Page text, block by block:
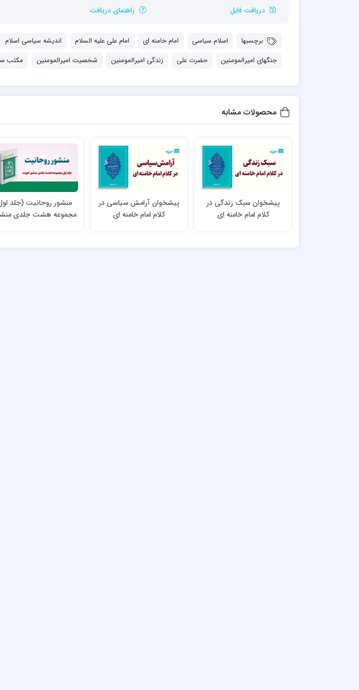
مدرسه علمیه شهید صدوقی ره واحد5
مدرسه علمیه معصومیه
مدرسه علمیه نمونه پیامبر اعظم(ص)
حسن علیه السلام
مرکز هدایت علمی و تربیتی الهادی علیه السلام
امام صادق علیه السلام اردکان
دریافت فایل راهنمای دریافت
برچسبها اسلام سیاسی امام خامنه ای امام علی علیه السلام اندیشه سیاسی اسلام
جنگهای امیرالمومنین
حضرت علی زندگی امیرالمومنین شخصیت امیرالمومنین مکتب
محصولات مشابه
پیشخوان سبک زندگی در
کلام امام خامنه ای
پیشخوان آرامش سیاسی در
کلام امام خامنه ای
منشور روحانیت (جلد
مجموعه هشت جلدی